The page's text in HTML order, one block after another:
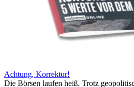
Achtung, Korrektur!
Die Börsen laufen heiß. Trotz